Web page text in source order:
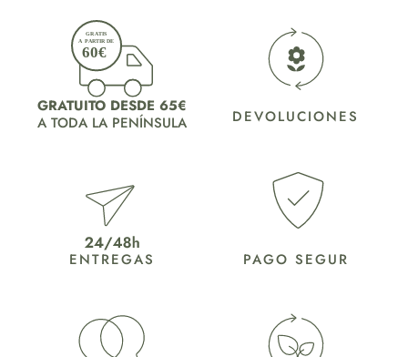
GRATUITO DESDE 65€
A TODA LA PENÍNSULA
ENTREGAS
DEVOLUCIONES
PAGO SEGUR